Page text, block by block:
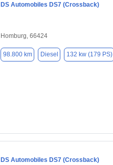
DS Automobiles DS7 (Crossback)
Homburg, 66424
98.800 km Diesel 132 kw (179 PS)
DS Automobiles DS7 (Crossback)